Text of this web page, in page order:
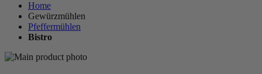
Home
Gewürzmühlen
Pfeffermühlen
Bistro